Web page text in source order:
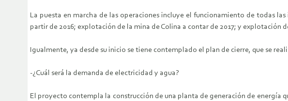
La puesta en marcha de las operaciones incluye el funcionamiento de todas
partir de 2016; explotación de la mina de Colina a contar de 2017; y explotación
Igualmente, ya desde su inicio se tiene contemplado el plan de cierre, que se
-¿Cuál será la demanda de electricidad y agua?
El proyecto contempla la construcción de una planta de generación de energía